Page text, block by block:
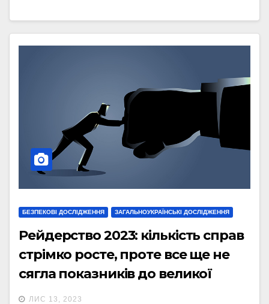
БЕЗПЕКОВІ ДОСЛІДЖЕННЯ ЗАГАЛЬНОУКРАЇНСЬКІ ДОСЛІДЖЕННЯ
Рейдерство 2023: кількість справ
стрімко росте, проте все ще не
сягла показників до великої
війни
ЛИС 13, 2023